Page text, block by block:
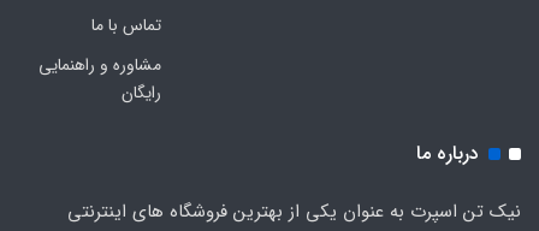
تماس با ما
مشاوره و راهنمایی
رایگان
درباره ما
نیک تن اسپرت به عنوان یکی از بهترین فروشگاه های اینترنتی